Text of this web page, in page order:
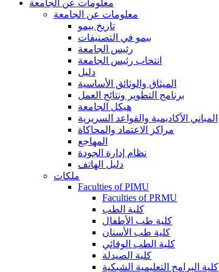
معلومات عن الجامعة
معلومات عن الجامعة
تاريخ بيمو
بيمو في التصنيفات
رئيس الجامعة
انتخاب رئيس الجامعة
دليل
الميثاق والوثائق الأساسية
برنامج التطوير ونتائج العمل
هيكل الجامعة
المباني الأكاديمية والقواعد السريرية
مراكز الاعتماد والمحاكاة
المهاجع
نظام إدارة الجودة
دليل الهاتف
ملكات
Faculties of PIMU
Faculties of PRMU
كلية الطب
كلية طب الأطفال
كلية طب الأسنان
كلية الطب الوقائي
كلية الصيدلة
كلية البرامج التعليمية الشبكية